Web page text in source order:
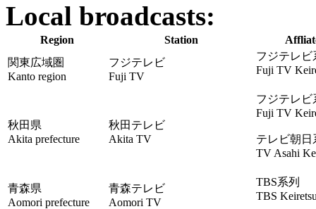
Local broadcasts:
Region Station
関東広域圏
Kanto region
フジテレビ
Fuji TV
フジテレビ
Fuji TV
秋田県
Akita prefecture
秋田テレビ
Akita TV
フジテレビ
Fuji TV
テレビ朝日
TV Asahi
青森県
Aomori prefecture
青森テレビ
Aomori TV
TBS系列
TBS